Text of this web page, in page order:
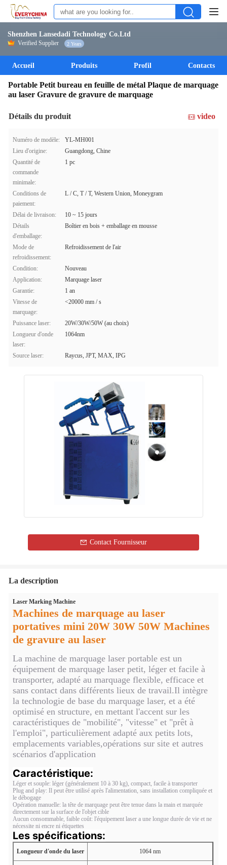
Shenzhen Lansedadi Technology Co.Ltd
Verified Supplier 2 Years
Accueil Produits Profil Contacts
Portable Petit bureau en feuille de métal Plaque de marquage
au laser Gravure de gravure de marquage
Détails du produit video
Numéro de modèle:
YL-MH001
Lieu d'origine:
Guangdong, Chine
Quantité de
commande
minimale:
1 pc
Conditions de
paiement:
L / C, T / T, Western Union, Moneygram
Délai de livraison:
10 ~ 15 jours
Détails
d'emballage:
Boîtier en bois + emballage en mousse
Mode de
refroidissement:
Refroidissement de l'air
Condition:
Nouveau
Application:
Marquage laser
Garantie:
1 an
Vitesse de
marquage:
<20000 mm / s
Puissance laser:
20W/30W/50W (au choix)
Longueur d'onde
laser:
1064nm
Source laser: Raycus, JPT, MAX, IPG
Contact Fournisseur
La description
Laser Marking Machine
Machines de marquage au laser
portatives mini 20W 30W 50W Machines
de gravure au laser
La machine de marquage laser portable est un
équipement de marquage laser petit, léger et facile à
transporter, adapté au marquage flexible, efficace et
sans contact dans différents lieux de travail.Il intègre
la technologie de base du marquage laser, et a été
optimisé en structure, en mettant l'accent sur les
caractéristiques de "mobilité", "vitesse" et "prêt à
l'emploi", particulièrement adapté aux petits lots,
emplacements variables,opérations sur site et autres
scénarios d'application
Caractéristique:
Léger et souple: léger (généralement 10 à 30 kg), compact, facile à transporter
Plug and play: Il peut être utilisé après l'alimentation, sans installation compliquée et
le débogage
Opération manuelle: la tête de marquage peut être tenue dans la main et marquée
directement sur la surface de l'objet cible
Aucun consommable, faible coût: l'équipement laser a une longue durée de vie et ne
nécessite ni encre ni étiquettes
Les spécifications:
Longueur d'onde du laser 1064 nm